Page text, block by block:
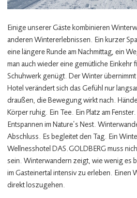
Einige unserer Gäste kombinieren
anderen Wintererlebnissen. Ein kurzer
eine längere Runde am Nachmittag, ein
man auch wieder eine gemütliche Einkehr
Schuhwerk genügt. Der Winter
Hotel verändert sich das Gefühl nur
draußen, die Bewegung wirkt nach.
Körper ruhig. Ein Tee. Ein Platz am
Entspannen im Nature’s Nest.
Abschluss. Es begleitet den Tag. Ein
Wellnesshotel DAS.GOLDBERG muss
sein. Winterwandern zeigt, wie wenig es
im Gasteinertal intensiv zu erleben. Einen
direkt loszugehen.